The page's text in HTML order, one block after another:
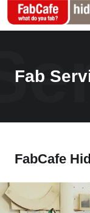
Contact
Fab
FabCafe